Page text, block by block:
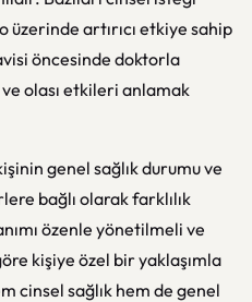
artırıcı etkiye sahip
öncesinde doktorla
olası etkileri anlamak
genel sağlık durumu ve
bağlı olarak farklılık
özenle yönetilmeli ve
kişiye özel bir yaklaşımla
cinsel sağlık hem de genel